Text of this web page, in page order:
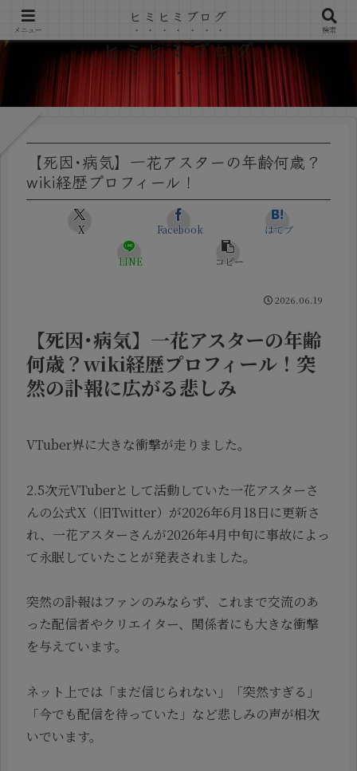
ヒミヒミブログ
【死因･病気】一花アスターの年齢何歳？
wiki経歴プロフィール！
X Facebook はてブ
LINE コピー
2026.06.19
【死因･病気】一花アスターの年齢
何歳？wiki経歴プロフィール！突
然の訃報に広がる悲しみ
VTuber界に大きな衝撃が走りました。
2.5次元VTuberとして活動していた一花アスターさ
んの公式X（旧Twitter）が2026年6月18日に更新さ
れ、一花アスターさんが2026年4月中旬に事故によっ
て永眠していたことが発表されました。
突然の訃報はファンのみならず、これまで交流のあ
った配信者やクリエイター、関係者にも大きな衝撃
を与えています。
ネット上では「まだ信じられない」「突然すぎる」
「今でも配信を待っていた」など悲しみの声が相次
いでいます。
メニュー
ヒミヒミブログ
検索